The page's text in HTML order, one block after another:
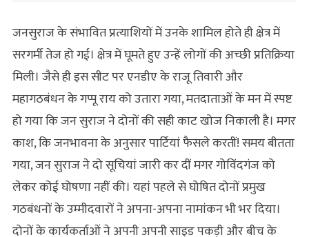
जनसुराज के संभावित प्रत्याशियों में उनके शामिल होते ही क्षेत्र में
सरगर्मी तेज हो गई। क्षेत्र में घूमते हुए उन्हें लोगों की अच्छी प्रतिक्रिया
मिली। जैसे ही इस सीट पर एनडीए के राजू तिवारी और
महागठबंधन के गप्पू राय को उतारा गया, मतदाताओं के मन में स्पष्ट
हो गया कि जन सुराज ने दोनों की सही काट खोज निकाली है। मगर
काश, कि जनभावना के अनुसार पार्टियां फैसले करतीं! समय बीतता
गया, जन सुराज ने दो सूचियां जारी कर दीं मगर गोविंदगंज को
लेकर कोई घोषणा नहीं की। यहां पहले से घोषित दोनों प्रमुख
गठबंधनों के उम्मीदवारों ने अपना-अपना नामांकन भी भर दिया।
दोनों के कार्यकर्ताओं ने अपनी अपनी साइड पकड़ी और बीच के